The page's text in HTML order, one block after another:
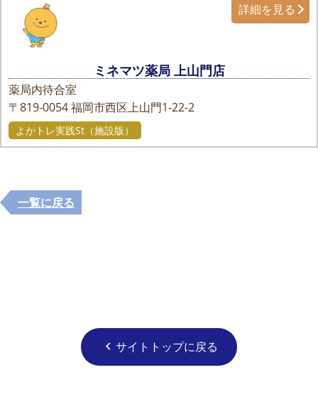
ミネマツ薬局 上山門店
薬局内待合室
〒819-0054福岡市西区上山門1-22-2
詳細を見る
よかトレ実践St（施設版）
一覧に戻る
chevron_left サイトトップに戻る